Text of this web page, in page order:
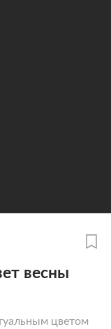
весны
цветом